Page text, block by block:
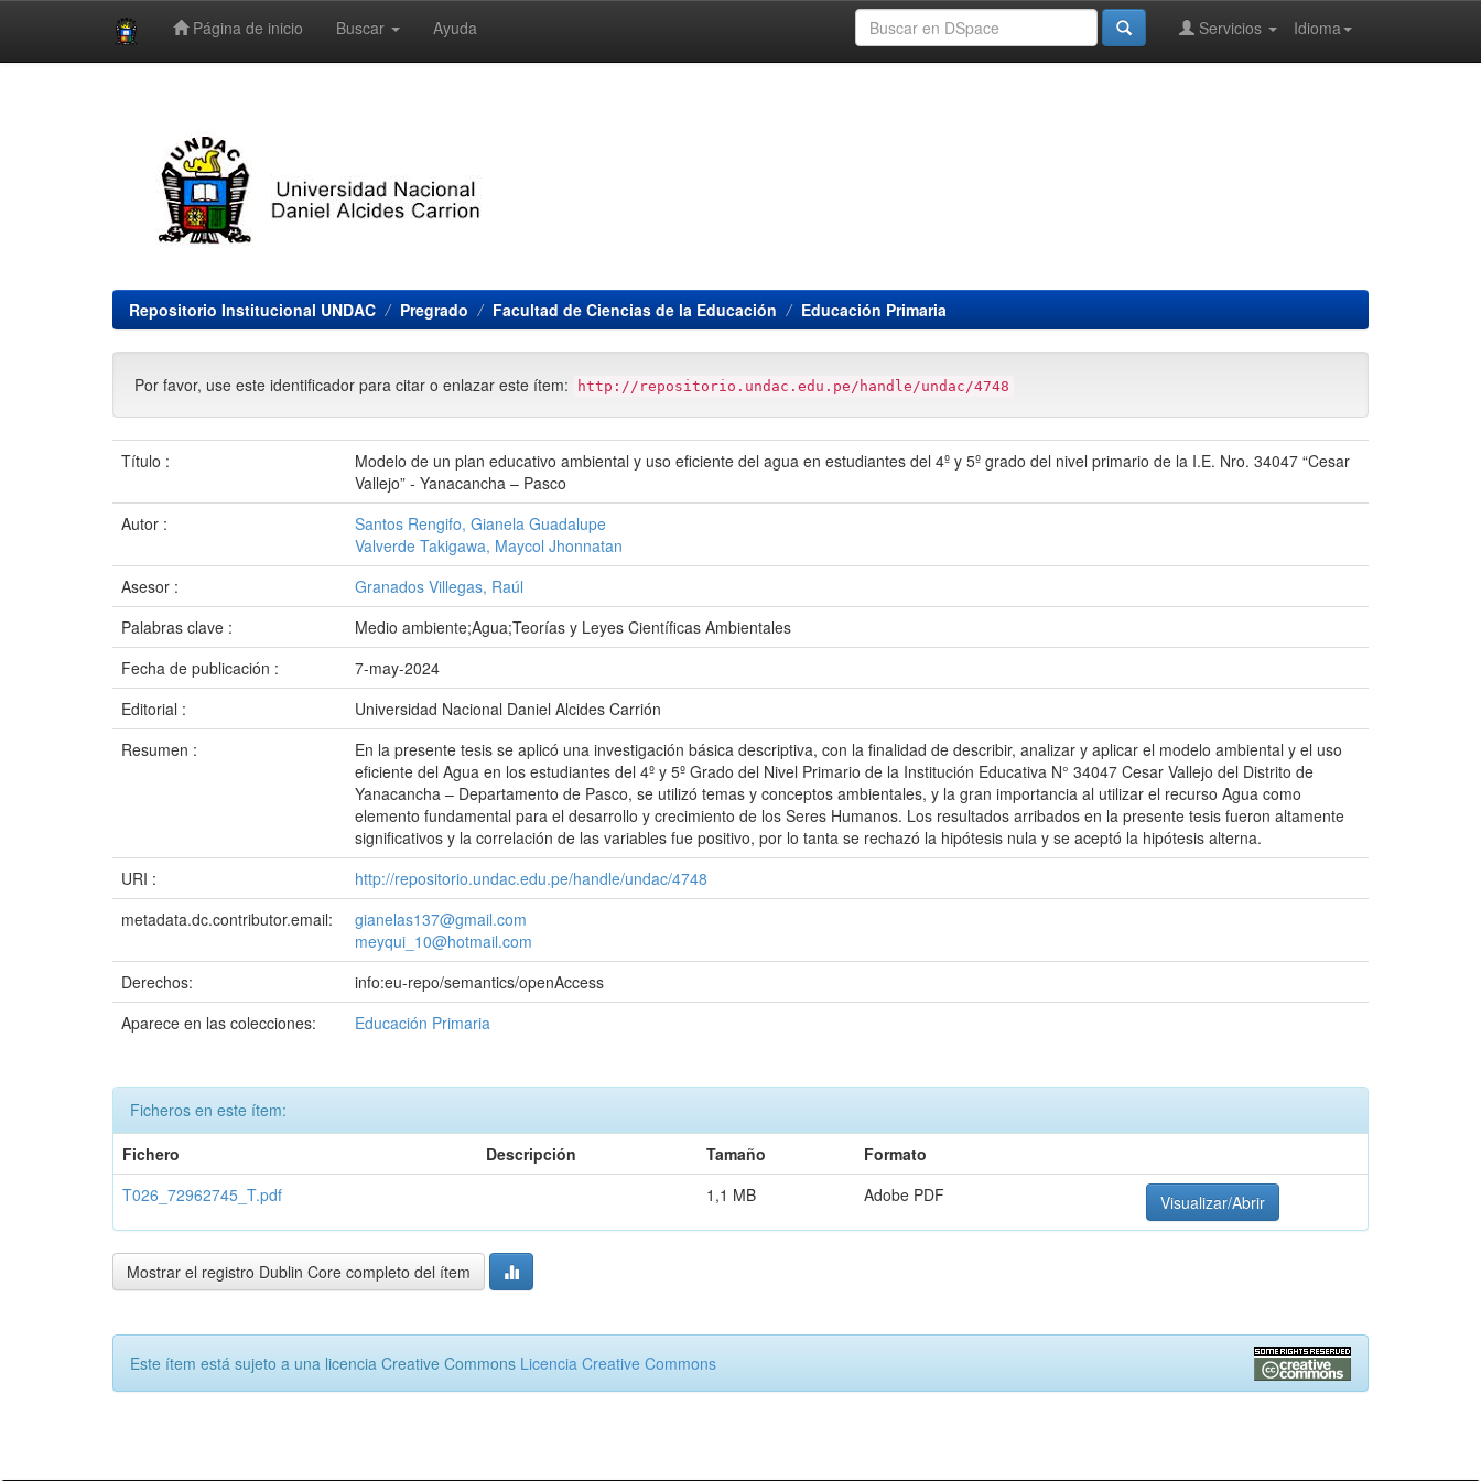
Página de inicio Buscar Ayuda Idioma
Servicios
Repositorio Institucional UNDAC Pregrado Facultad de Ciencias de la Educación Educación Primaria
Por favor, use este identificador para citar o enlazar este ítem: http://repositorio.undac.edu.pe/handle/undac/4748
Título :
Modelo de un plan educativo ambiental y uso eficiente del agua en estudiantes del 4º y 5º grado del nivel primario de la I.E. Nro. 34047 “Cesar
Vallejo” - Yanacancha – Pasco
Autor :
Santos Rengifo, Gianela Guadalupe
Valverde Takigawa, Maycol Jhonnatan
Asesor :
Granados Villegas, Raúl
Palabras clave :
Medio ambiente;Agua;Teorías y Leyes Científicas Ambientales
Fecha de publicación :
7-may-2024
Editorial :
Universidad Nacional Daniel Alcides Carrión
Resumen :
En la presente tesis se aplicó una investigación básica descriptiva, con la finalidad de describir, analizar y aplicar el modelo ambiental y el uso
eficiente del Agua en los estudiantes del 4º y 5º Grado del Nivel Primario de la Institución Educativa N° 34047 Cesar Vallejo del Distrito de
Yanacancha – Departamento de Pasco, se utilizó temas y conceptos ambientales, y la gran importancia al utilizar el recurso Agua como
elemento fundamental para el desarrollo y crecimiento de los Seres Humanos. Los resultados arribados en la presente tesis fueron altamente
significativos y la correlación de las variables fue positivo, por lo tanta se rechazó la hipótesis nula y se aceptó la hipótesis alterna.
URI :
http://repositorio.undac.edu.pe/handle/undac/4748
metadata.dc.contributor.email:
gianelas137@gmail.com
meyqui_10@hotmail.com
Derechos:
info:eu-repo/semantics/openAccess
Aparece en las colecciones:
Educación Primaria
Ficheros en este ítem:
Fichero
Descripción Tamaño
Formato
T026_72962745_T.pdf
1,1 MB Adobe PDF Visualizar/Abrir
Mostrar el registro Dublin Core completo del ítem
Este ítem está sujeto a una licencia Creative Commons Licencia Creative Commons